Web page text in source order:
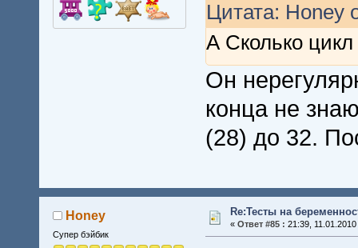
Цитата: Honey
А Сколько
Он
конца не
(28) до 32.
Honey
Супер бэйбик
Re:Тесты на
« Ответ #85 : 21:39, 11.01.2010